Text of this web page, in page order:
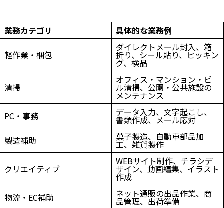
業務カテゴリ 具体的な業務例
軽作業・梱包
ダイレクトメール封入、箱
折り、シール貼り、ピッキン
グ、検品
清掃
オフィス・マンション・ビ
ル清掃、公園・公共施設の
メンテナンス
PC・事務
データ入力、文字起こし、
書類作成、メール応対
製造補助
菓子製造、自動車部品加
工、雑貨製作
クリエイティブ
WEBサイト制作、チラシデ
ザイン、動画編集、イラスト
作成
物流・EC補助
ネット通販の出品作業、商
品管理、出荷準備